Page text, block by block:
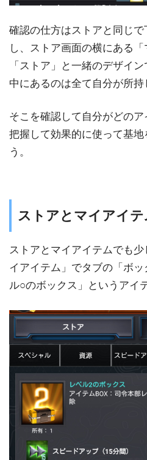
確認の仕方はストアと同じ
し、ストア画面の横にある
「ストア」と一緒のデザイ
中にあるのは全て自分が所持
そこを確認して自分がどの
把握して効果的に使って基
う。
ストアとマイアイ
ストアとマイアイテムでも
イアイテム」でタブの「ボ
ル○のボックス」というアイ